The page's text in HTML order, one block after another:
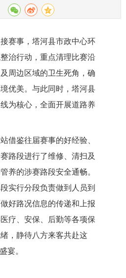
赛事，塔河县市政中心环
治行动，重点清理比赛沿
周边区域的卫生死角，确
优美。与此同时，塔河县
为核心，全面开展道路养
借鉴往届赛事的好经验、
路段进行了维修、清扫及
养的涉赛路段安全通畅。
实行分段负责做到人员到
好路况信息的传递和上报
疗、安保、后勤等各项保
，静待八方来客共赴这
宴。